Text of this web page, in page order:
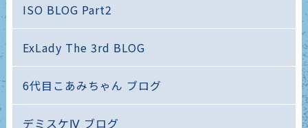
ISO BLOG Part2
ExLady The 3rd BLOG
6代目こあみちゃん ブログ
デミスケⅣ ブログ